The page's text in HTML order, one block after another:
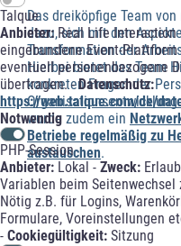
Talque
Anbieter:Real Life Interaction
eingebundene Event-
eventuell personenbezogene
übertragen. -Datenschutz:
https://web.talque.com/de/
Notwendig
PHP-Session
Anbieter: Lokal - Zweck:
Variablen beim
Nötig z.B. für Logins,
Formulare, Voreinstellungen
- Cookiegültigkeit: Sitzung
Das dreiköpfige Team
dazu, sich mit den
Transformation der
Hierbei bietet das Team
konkreten Fragen der
wurde zudem ein
Betriebe regelmäßig zu
austauschen.